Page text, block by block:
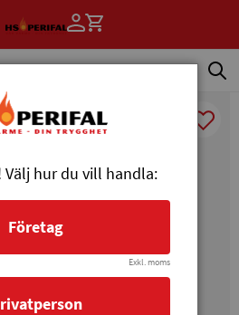
Välj hur du vill handla:
Företag
Exkl. moms